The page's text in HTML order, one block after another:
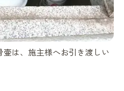
は、施主様へお引き渡しい